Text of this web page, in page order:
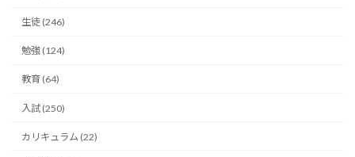
生徒 (246)
勉強 (124)
教育 (64)
入試 (250)
カリキュラム (22)